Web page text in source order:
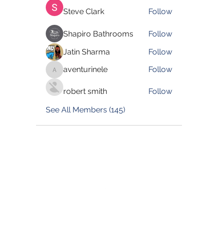
Steve Clark Follow
Shapiro Bathrooms
Follow
Jatin Sharma
Follow
aventurinele
aventurinele Follow
robert smith
Follow
See All Members (145)